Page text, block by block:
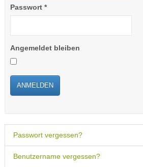
Passwort*
Angemeldet bleiben
ANMELDEN
Passwort vergessen?
Benutzername vergessen?